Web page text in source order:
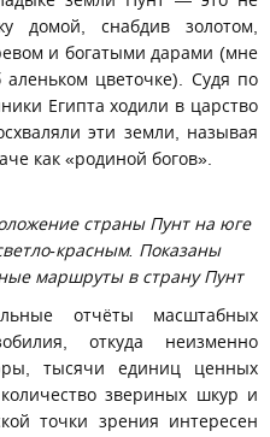
домой, снабдив золотом,
и богатыми дарами (мне
аленьком цветочке). Судя по
Египта ходили в царство
эти земли, называя
как «родиной богов».
страны Пунт на юге
красным. Показаны
маршруты в страну Пунт
отчёты масштабных
откуда неизменно
тысячи единиц ценных
звериных шкур и
точки зрения интересен